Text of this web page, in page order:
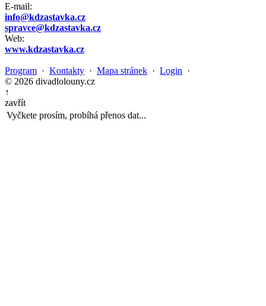
E-mail:
info@kdzastavka.cz
spravce@kdzastavka.cz
Web:
www.kdzastavka.cz
Program · Kontakty · Mapa stránek · Login ·
© 2026 divadlolouny.cz
↑
zavřít
Vyčkete prosím, probíhá přenos dat...